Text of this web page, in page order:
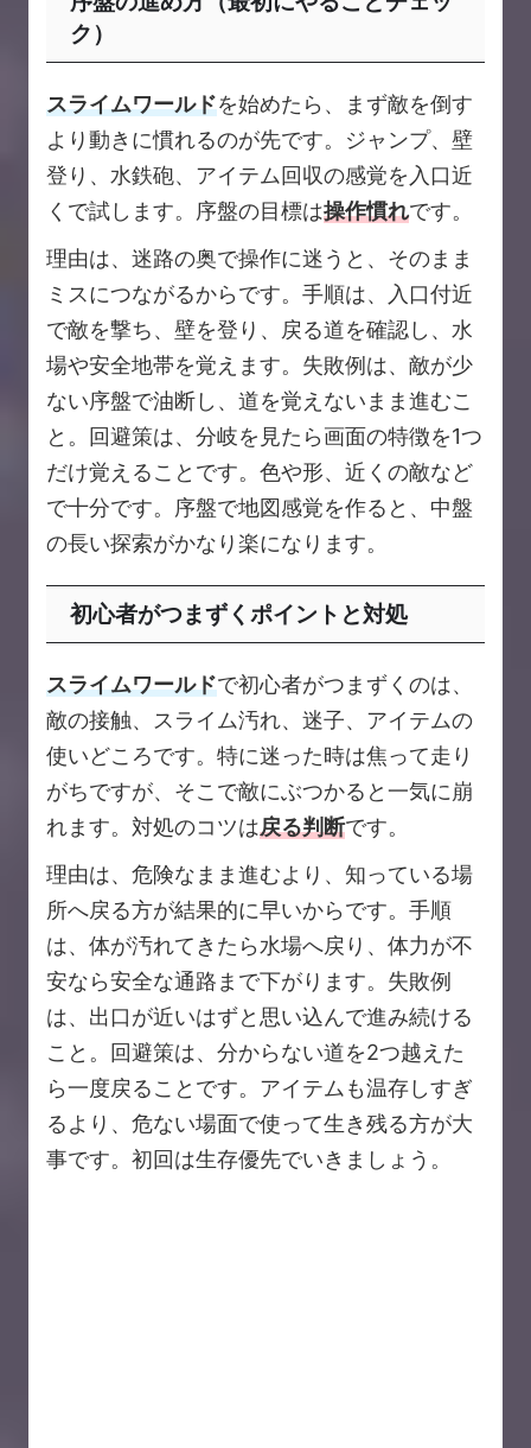
ク）
スライムワールドを始めたら、まず敵を倒す
より動きに慣れるのが先です。ジャンプ、壁
登り、水鉄砲、アイテム回収の感覚を入口近
くで試します。序盤の目標は操作慣れです。
理由は、迷路の奥で操作に迷うと、そのまま
ミスにつながるからです。手順は、入口付近
で敵を撃ち、壁を登り、戻る道を確認し、水
場や安全地帯を覚えます。失敗例は、敵が少
ない序盤で油断し、道を覚えないまま進むこ
と。回避策は、分岐を見たら画面の特徴を1つ
だけ覚えることです。色や形、近くの敵など
で十分です。序盤で地図感覚を作ると、中盤
の長い探索がかなり楽になります。
初心者がつまずくポイントと対処
スライムワールドで初心者がつまずくのは、
敵の接触、スライム汚れ、迷子、アイテムの
使いどころです。特に迷った時は焦って走り
がちですが、そこで敵にぶつかると一気に崩
れます。対処のコツは戻る判断です。
理由は、危険なまま進むより、知っている場
所へ戻る方が結果的に早いからです。手順
は、体が汚れてきたら水場へ戻り、体力が不
安なら安全な通路まで下がります。失敗例
は、出口が近いはずと思い込んで進み続ける
こと。回避策は、分からない道を2つ越えた
ら一度戻ることです。アイテムも温存しすぎ
るより、危ない場面で使って生き残る方が大
事です。初回は生存優先でいきましょう。